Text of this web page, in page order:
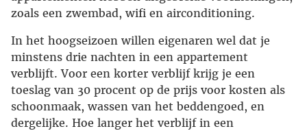
zoals een zwembad, wifi en airconditioning.
In het hoogseizoen willen eigenaren wel dat je
minstens drie nachten in een appartement
verblijft. Voor een korter verblijf krijg je een
toeslag van 30 procent op de prijs voor kosten als
schoonmaak, wassen van het beddengoed, en
dergelijke. Hoe langer het verblijf in een